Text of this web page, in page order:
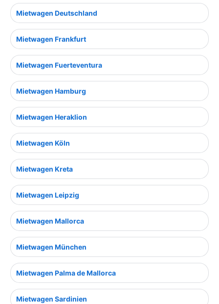
Mietwagen Deutschland
Mietwagen Frankfurt
Mietwagen Fuerteventura
Mietwagen Hamburg
Mietwagen Heraklion
Mietwagen Köln
Mietwagen Kreta
Mietwagen Leipzig
Mietwagen Mallorca
Mietwagen München
Mietwagen Palma de Mallorca
Mietwagen Sardinien